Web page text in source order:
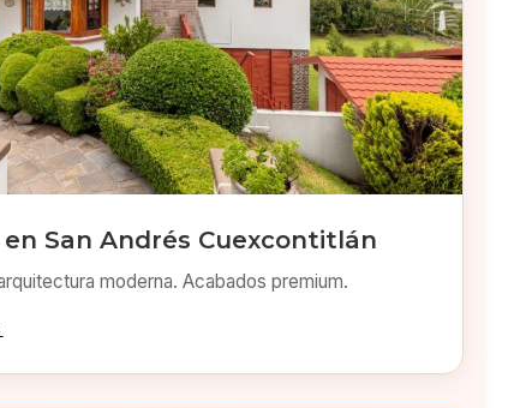
en San Andrés Cuexcontitlán
moderna. Acabados premium.